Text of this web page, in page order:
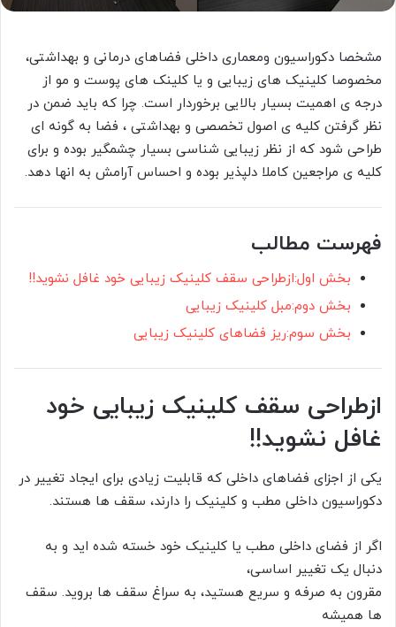
مشخصا دکوراسیون ومعماری داخلی فضاهای درمانی و بهداشتی،
مخصوصا کلینیک های زیبایی و یا کلینک های پوست و مو از
درجه ی اهمیت بسیار بالایی برخوردار است. چرا که باید ضمن در
نظر گرفتن کلیه ی اصول تخصصی و بهداشتی ، فضا به گونه ای
طراحی شود که از نظر زیبایی شناسی بسیار چشمگیر بوده و برای
کلیه ی مراجعین کاملا دلپذیر بوده و احساس آرامش به انها دهد.
فهرست مطالب
بخش اول:ازطراحی سقف کلینیک زیبایی خود غافل نشوید!!
بخش دوم:مبل کلینیک زیبایی
بخش سوم:ریز فضاهای کلینیک زیبایی
ازطراحی سقف کلینیک زیبایی خود
غافل نشوید!!
یکی از اجزای فضاهای داخلی که قابلیت زیادی برای ایجاد تغییر در
دکوراسیون داخلی مطب و کلینیک را دارند، سقف ها هستند.
اگر از فضای داخلی مطب یا کلینیک خود خسته شده اید و به
دنبال یک تغییر اساسی،
مقرون به صرفه و سریع هستید، به سراغ سقف ها بروید. سقف
ها همیشه